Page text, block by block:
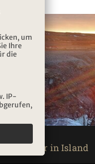
Ein Winter in Island